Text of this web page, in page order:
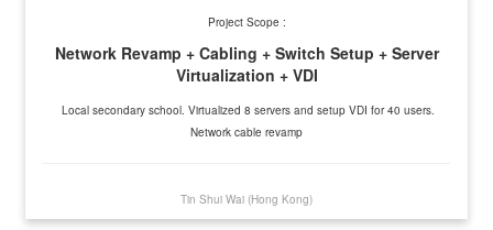
Project Scope :
Network Revamp + Cabling + Switch Setup + Server
Virtualization + VDI
Local secondary school. Virtualized 8 servers and setup VDI for 40 users.
Network cable revamp
Tin Shui Wai (Hong Kong)